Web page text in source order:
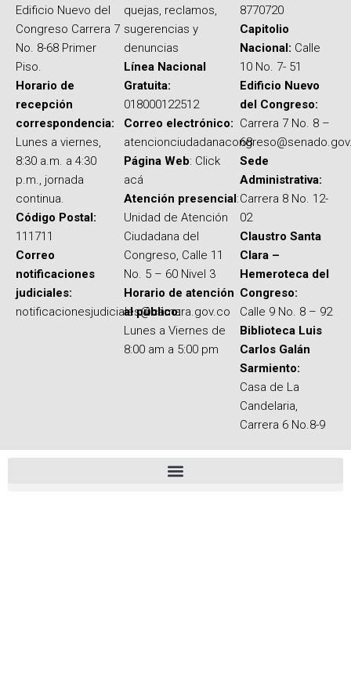
Edificio Nuevo del
Congreso Carrera 7
No. 8-68 Primer
Piso.
Horario de
recepción
correspondencia:
Lunes a viernes,
8:30 a.m. a 4:30
p.m., jornada
continua.
Código Postal:
111711
Correo
notificaciones
judiciales:
notificacionesjudiciales@camara.gov.co
quejas, reclamos,
sugerencias y
denuncias
Línea Nacional
Gratuita:
018000122512
Correo electrónico:
Página Web: Click
acá
Atención presencial :
Unidad de Atención
Ciudadana del
Congreso, Calle 11
No. 5 – 60 Nivel 3
Horario de atención
al público:
Lunes a Viernes de
8:00 am a 5:00 pm
8770720
Capitolio
Nacional: Calle
10 No. 7- 51
Edificio Nuevo
del Congreso:
Carrera 7 No. 8 –
68
Sede
Administrativa:
Carrera 8 No. 12-
02
Claustro Santa
Clara –
Hemeroteca del
Congreso:
Calle 9 No. 8 – 92
Biblioteca Luis
Carlos Galán
Sarmiento:
Casa de La
Candelaria,
Carrera 6 No.8-9